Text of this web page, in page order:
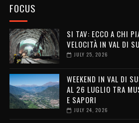
FOCUS
SI TAV: ECCO A CHI
VELOCITÀ IN VAL DI
JULY 25, 2026
WEEKEND IN VAL DI
AL 26 LUGLIO TRA
E SAPORI
JULY 24, 2026